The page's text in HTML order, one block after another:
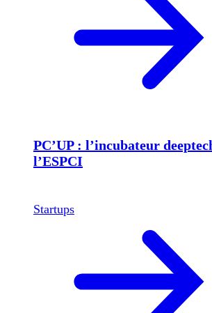
PC’UP : l’incubateur
l’ESPCI
Startups